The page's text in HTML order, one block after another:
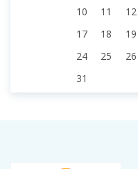
10
11 12
17
18 19
24
25 26
31